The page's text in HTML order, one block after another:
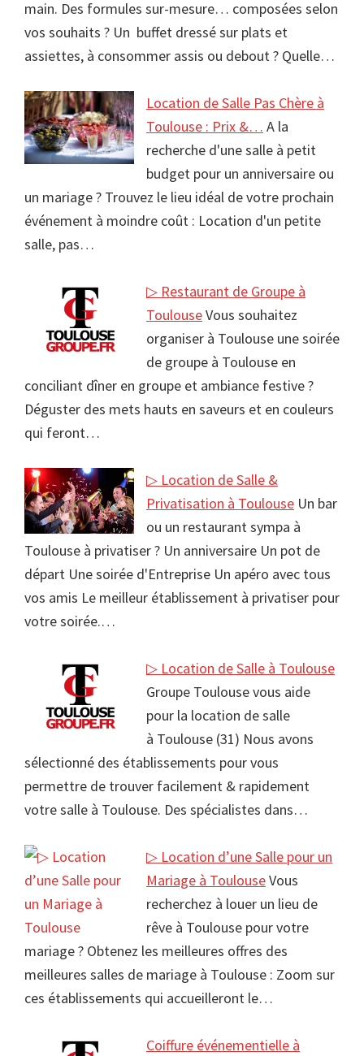
main. Des formules sur-mesure… composées selon
vos souhaits ? Un buffet dressé sur plats et
assiettes, à consommer assis ou debout ? Quelle…
Location de Salle Pas Chère à
Toulouse : Prix &… A la
recherche d'une salle à petit
budget pour un anniversaire ou
un mariage ? Trouvez le lieu idéal de votre prochain
événement à moindre coût : Location d'un petite
salle, pas…
▷ Restaurant de Groupe à
ToulouseVous souhaitez
organiser à Toulouse une soirée
de groupe à Toulouse en
conciliant dîner en groupe et ambiance festive ?
Déguster des mets hauts en saveurs et en couleurs
qui feront…
▷ Location de Salle &
Privatisation à Toulouse Un bar
ou un restaurant sympa à
Toulouse à privatiser ? Un anniversaire Un pot de
départ Une soirée d'Entreprise Un apéro avec tous
vos amis Le meilleur établissement à privatiser pour
votre soirée.…
▷ Location de Salle à Toulouse
Groupe Toulouse vous aide
pour la location de salle
à Toulouse (31) Nous avons
sélectionné des établissements pour vous
permettre de trouver facilement & rapidement
votre salle à Toulouse. Des spécialistes dans…
▷ Location d’une Salle pour un
Mariage à ToulouseVous
recherchez à louer un lieu de
rêve à Toulouse pour votre
mariage ? Obtenez les meilleures offres des
meilleures salles de mariage à Toulouse : Zoom sur
ces établissements qui accueilleront le…
Coiffure événementielle à